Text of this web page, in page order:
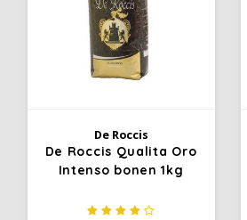
De Roccis
De Roccis Qualita Oro
Intenso bonen 1kg